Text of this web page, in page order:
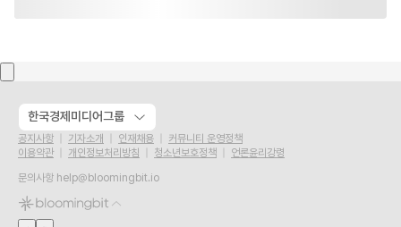
한국경제미디어그룹
공지사항 기자소개 인재채용
커뮤니티 운영정책
이용약관
개인정보처리방침 청소년보호정책
언론윤리강령
문의사항 help@bloomingbit.io